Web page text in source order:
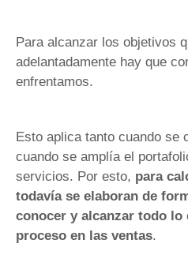
Para alcanzar los objetivos
adelantadamente hay que
enfrentamos.
Esto aplica tanto cuando se
cuando se amplía el
servicios. Por esto, para
todavía se elaboran de
conocer y alcanzar todo lo
proceso en las ventas.